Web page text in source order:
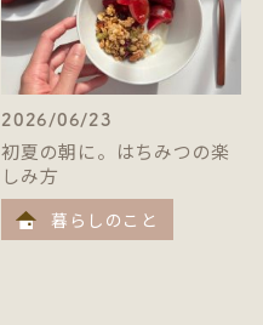
2026/06/23
初夏の朝に。はちみつの楽
しみ方
暮らしのこと